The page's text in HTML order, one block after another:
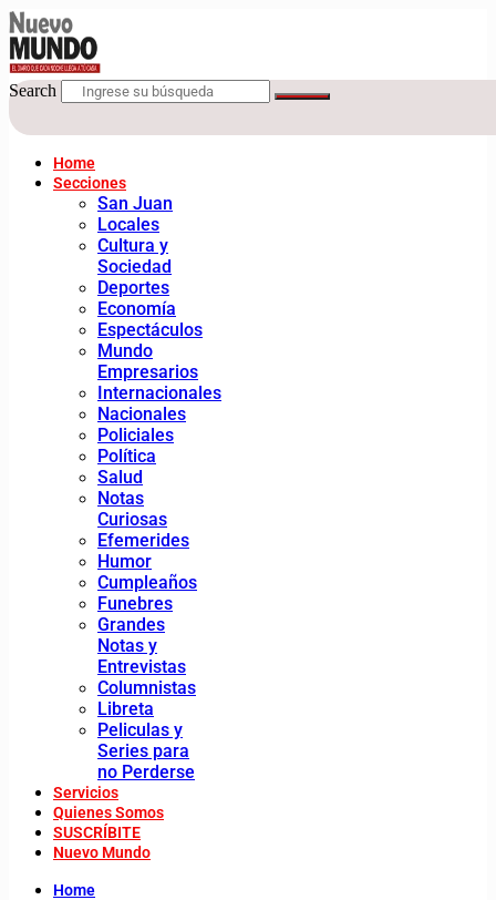
Search
Home
Secciones
San Juan
Locales
Cultura y
Sociedad
Deportes
Economía
Espectáculos
Mundo
Empresarios
Internacionales
Nacionales
Policiales
Política
Salud
Notas
Curiosas
Efemerides
Humor
Cumpleaños
Funebres
Grandes
Notas y
Entrevistas
Columnistas
Libreta
Peliculas y
Series para
no Perderse
Servicios
Quienes Somos
SUSCRÍBITE
Nuevo Mundo
Home